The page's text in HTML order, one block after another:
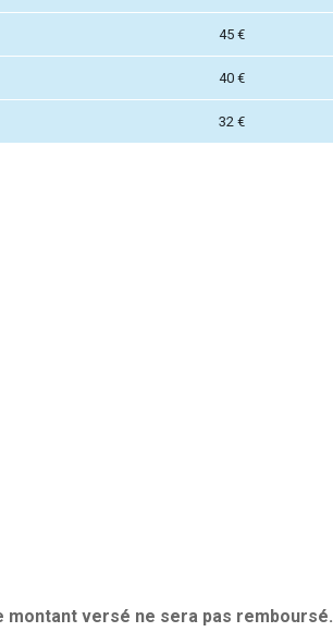
45 €
40 €
32 €
montant versé ne sera pas remboursé.